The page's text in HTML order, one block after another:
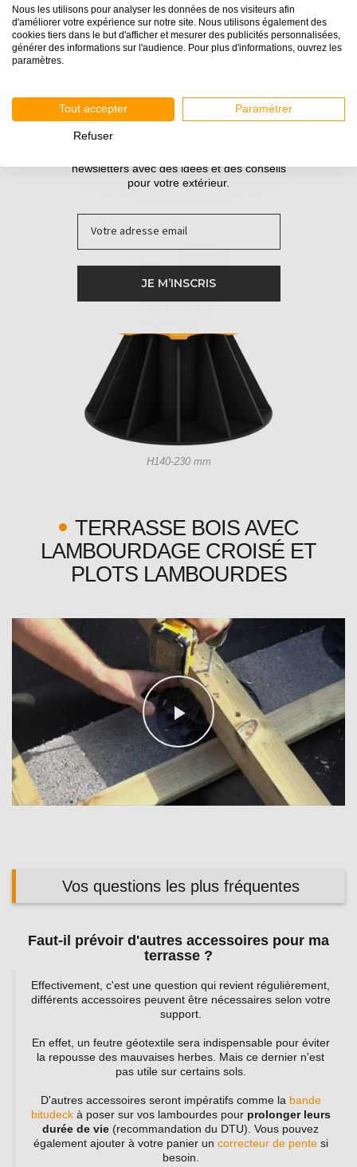
H80-140 mm
H140-230 mm
TERRASSE BOIS AVEC
LAMBOURDAGE CROISÉ ET
PLOTS LAMBOURDES
Play
Vos questions les plus fréquentes
Faut-il prévoir d'autres accessoires pour ma
terrasse ?
Effectivement, c'est une question qui revient régulièrement,
différents accessoires peuvent être nécessaires selon votre
support.
En effet, un feutre géotextile sera indispensable pour éviter
la repousse des mauvaises herbes. Mais ce dernier n'est
pas utile sur certains sols.
D'autres accessoires seront impératifs comme la bande
bitudeckà poser sur vos lambourdes pour prolonger leurs
durée de vie (recommandation du DTU). Vous pouvez
également ajouter à votre panier un correcteur de pentesi
besoin.
Nous les utilisons pour analyser les données de nos visiteurs afin
d'améliorer votre expérience sur notre site. Nous utilisons également des
cookies tiers dans le but d'afficher et mesurer des publicités personnalisées,
générer des informations sur l'audience. Pour plus d'informations, ouvrez les
paramètres.
Tout accepter Paramétrer
Refuser
newsletters avec des idées et des conseils
pour votre extérieur.
JE M’INSCRIS